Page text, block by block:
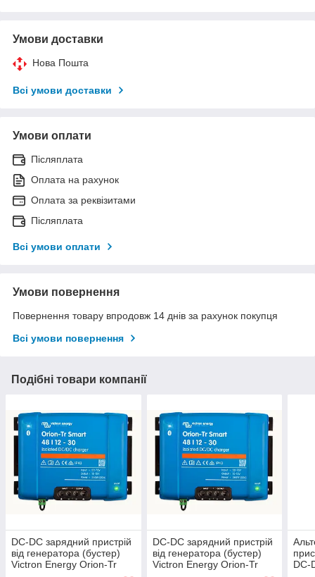
Умови доставки
Нова Пошта
Всі умови доставки
Умови оплати
Післяплата
Оплата на рахунок
Оплата за реквізитами
Післяплата
Всі умови оплати
Умови повернення
Повернення товару впродовж 14 днів за рахунок покупця
Всі умови повернення
Подібні товари компанії
DC-DC зарядний пристрій
від генератора (бустер)
Victron Energy Orion-Tr
DC-DC зарядний пристрій
від генератора (бустер)
Victron Energy Orion-Tr
DC-